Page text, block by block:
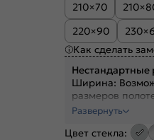
210×70
220×90
Как сделать
Нестандартные
Ширина:
размеров
Высота: На
Высота: На
Развернуть
Цвет стекла: